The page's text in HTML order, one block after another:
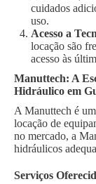
cuidados
uso.
Acesso a
locação são
acesso às
Manuttech: A
Hidráulico em
A Manuttech é
locação de
no mercado, a
hidráulicos
Serviços